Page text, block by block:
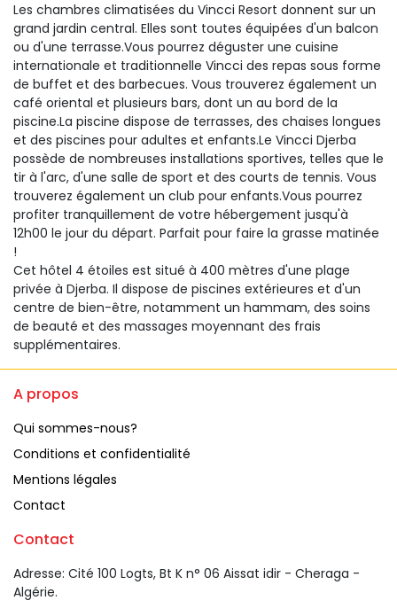
Les chambres climatisées du Vincci Resort donnent sur un
grand jardin central. Elles sont toutes équipées d'un balcon
ou d'une terrasse.Vous pourrez déguster une cuisine
internationale et traditionnelle Vincci des repas sous forme
de buffet et des barbecues. Vous trouverez également un
café oriental et plusieurs bars, dont un au bord de la
piscine.La piscine dispose de terrasses, des chaises longues
et des piscines pour adultes et enfants.Le Vincci Djerba
possède de nombreuses installations sportives, telles que le
tir à l'arc, d'une salle de sport et des courts de tennis. Vous
trouverez également un club pour enfants.Vous pourrez
profiter tranquillement de votre hébergement jusqu'à
12h00 le jour du départ. Parfait pour faire la grasse matinée
!
Cet hôtel 4 étoiles est situé à 400 mètres d'une plage
privée à Djerba. Il dispose de piscines extérieures et d'un
centre de bien-être, notamment un hammam, des soins
de beauté et des massages moyennant des frais
supplémentaires.
A propos
Qui sommes-nous?
Conditions et confidentialité
Mentions légales
Contact
Contact
Adresse: Cité 100 Logts, Bt K n° 06 Aissat idir - Cheraga -
Algérie.